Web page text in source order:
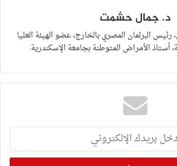
د. جمال حشمت
البرلمان المصري بالخارج، عضو الهيئة العليا
أستاذ الأمراض المتوطنة بجامعة الإسكندرية.